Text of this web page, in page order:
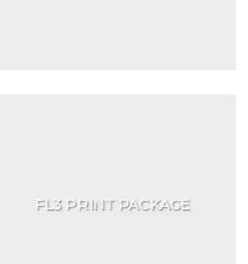
FL3 PRINT PACKAGE